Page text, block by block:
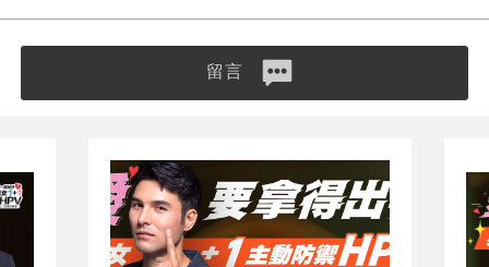
留言